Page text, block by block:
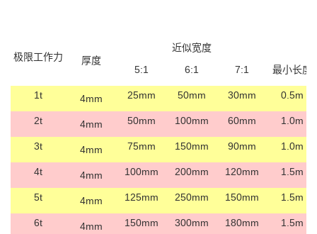
极限工作力 厚度
近似宽度
5:1 6:1 7:1 最小长度
1t 4mm 25mm 50mm 30mm 0.5m
2t 4mm 50mm 100mm 60mm 1.0m
3t 4mm 75mm 150mm 90mm 1.0m
4t 4mm 100mm 200mm 120mm 1.5m
5t 4mm 125mm 250mm 150mm 1.5m
6t 4mm 150mm 300mm 180mm 1.5m